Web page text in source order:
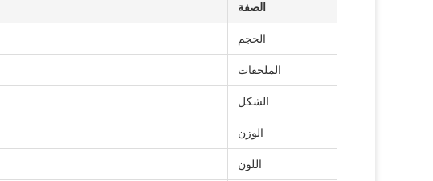
الصفة
الحجم
الملحقات
الشكل
الوزن
اللون